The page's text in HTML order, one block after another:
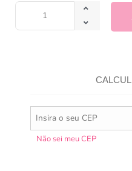
Não sei meu CEP